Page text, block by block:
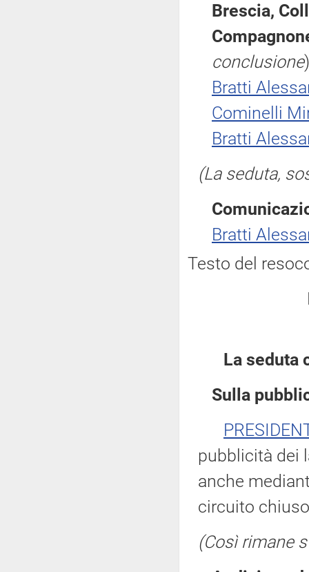
Brescia,
conclusione)
Bratti
Cominelli
Bratti
(La seduta,
Bratti
Testo del
La seduta
Sulla
pubblicità dei
anche
circuito
(Così rimane